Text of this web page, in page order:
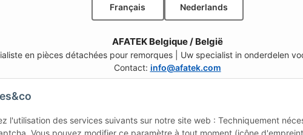
l'utilisation des services suivants sur notre site web : Techniquement
Vous pouvez modifier ce paramètre à tout moment (icône
Français Nederlands
AFATEK Belgique / België
en pièces détachées pour remorques | Uw specialist in onderdelen
Contact: info@afatek.com
– SELECT REGION & LANGUAGE | CHOISIR LA RÉGION ET LA LANGUE |
CH (DE) CH (FR) CH (IT) BE (NL) BE (FR) NL